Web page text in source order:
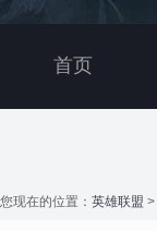
首页
您现在的位置： 英雄联盟 >